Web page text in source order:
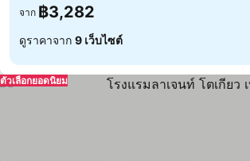
จาก ฿3,282
ดูราคาจาก 9 เว็บไซต์
ตัวเลือกยอดนิยม